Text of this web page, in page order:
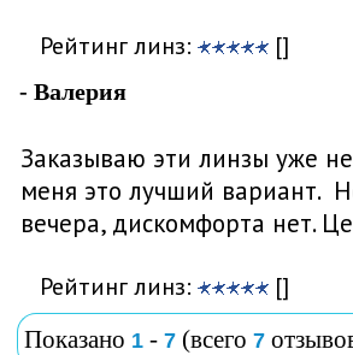
Рейтинг линз: []
- Валерия
Заказываю эти линзы уже
меня это лучший вариант.
вечера, дискомфорта нет.
Рейтинг линз: []
Показано 1 - 7 (всего 7